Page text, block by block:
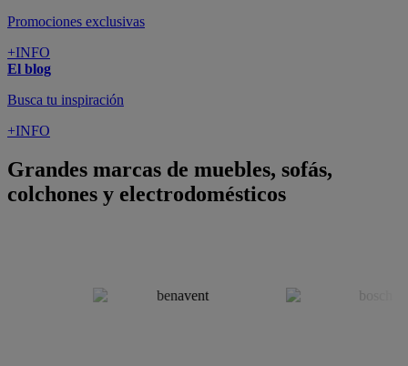
Promociones exclusivas
+INFO
El blog
Busca tu inspiración
+INFO
Grandes marcas de muebles, sofás,
colchones y electrodomésticos